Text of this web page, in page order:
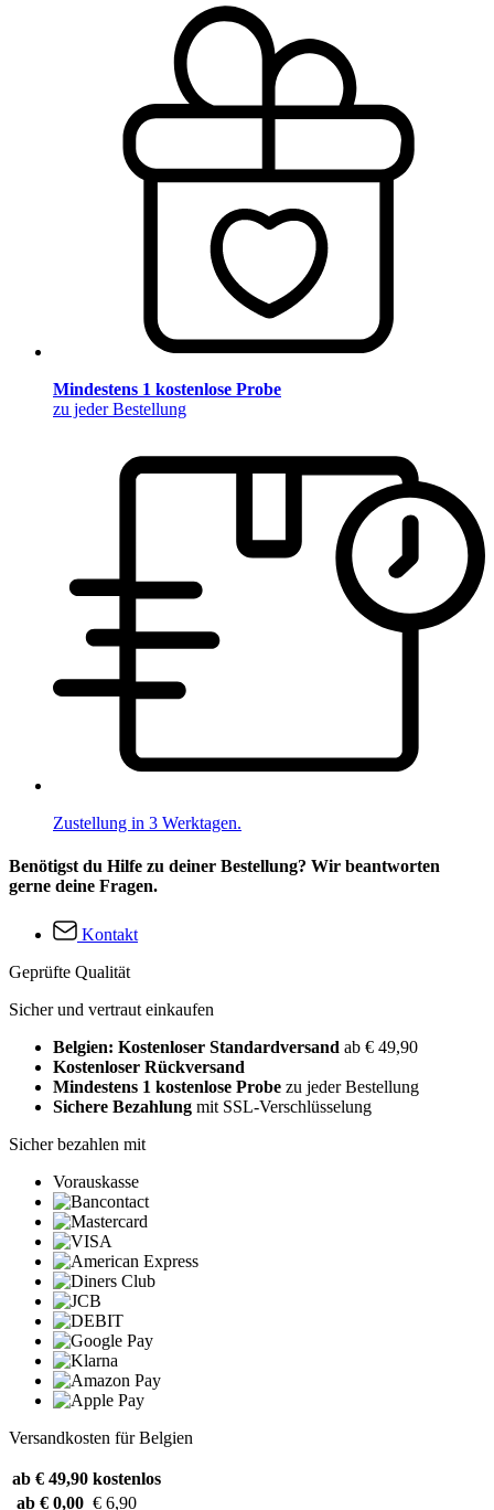
Mindestens 1 kostenlose Probe
zu jeder Bestellung
Zustellung in 3 Werktagen.
Benötigst du Hilfe zu deiner Bestellung? Wir beantworten
gerne deine Fragen.
Kontakt
Geprüfte Qualität
Sicher und vertraut einkaufen
Belgien: Kostenloser Standardversand ab € 49,90
Kostenloser Rückversand
Mindestens 1 kostenlose Probe zu jeder Bestellung
Sichere Bezahlung mit SSL-Verschlüsselung
Sicher bezahlen mit
Vorauskasse
Versandkosten für Belgien
ab € 49,90 kostenlos
ab € 0,00 € 6,90